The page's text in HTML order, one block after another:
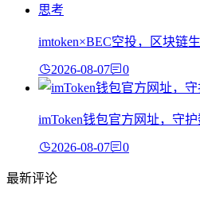
imtoken×BEC空投，区块链
2026-08-07 0
imToken钱包官方网址，守
2026-08-07 0
最新评论